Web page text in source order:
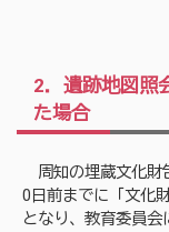
2．遺跡地図照
た場合
周知の埋蔵文化財
0日前までに「文化
となり、教育委員